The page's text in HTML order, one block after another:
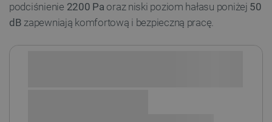
podciśnienie 2200 Pa oraz niski poziom hałasu poniżej 50
dB zapewniają komfortową i bezpieczną pracę.